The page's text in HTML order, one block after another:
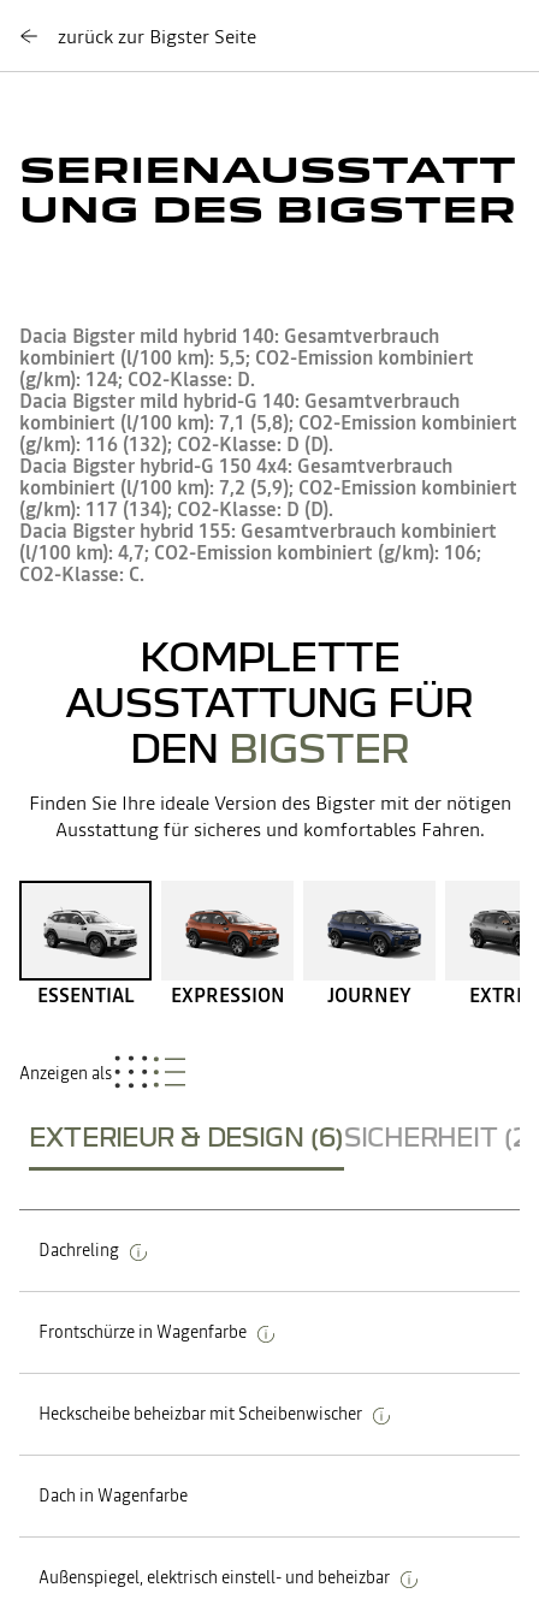
zurück zur Bigster Seite
SERIENAUSSTATT
UNG DES BIGSTER
Dacia Bigster mild hybrid 140: Gesamtverbrauch
kombiniert (l/100 km): 5,5; CO2-Emission kombiniert
(g/km): 124; CO2-Klasse: D.
Dacia Bigster mild hybrid-G 140: Gesamtverbrauch
kombiniert (l/100 km): 7,1 (5,8); CO2-Emission kombiniert
(g/km): 116 (132); CO2-Klasse: D (D).
Dacia Bigster hybrid-G 150 4x4: Gesamtverbrauch
kombiniert (l/100 km): 7,2 (5,9); CO2-Emission kombiniert
(g/km): 117 (134); CO2-Klasse: D (D).
Dacia Bigster hybrid 155: Gesamtverbrauch kombiniert
(l/100 km): 4,7; CO2-Emission kombiniert (g/km): 106;
CO2-Klasse: C.
KOMPLETTE
AUSSTATTUNG FÜR
DEN BIGSTER
Finden Sie Ihre ideale Version des Bigster mit der nötigen
Ausstattung für sicheres und komfortables Fahren.
ESSENTIAL EXPRESSION JOURNEY
Anzeigen als
EXTERIEUR & DESIGN (6)SICHERHEIT
Dachreling
Frontschürze in Wagenfarbe
Heckscheibe beheizbar mit Scheibenwischer
Dach in Wagenfarbe
Außenspiegel, elektrisch einstell- und beheizbar